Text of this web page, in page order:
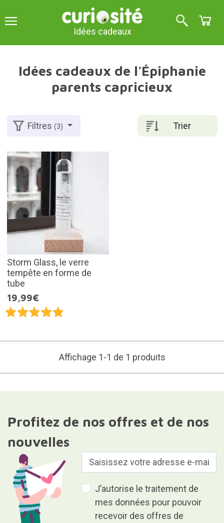
Idées cadeaux
Idées cadeaux de l'Épiphanie
parents capricieux
Trier
Filtres(3)
Storm Glass, le verre
tempête en forme de
tube
19,99€
Affichage 1-1 de 1 produits
Profitez de nos offres et de nos
nouvelles
J’autorise le traitement de
mes données pour pouvoir
recevoir des offres de